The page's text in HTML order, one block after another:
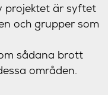
projektet är syftet
och grupper som
sådana brott
områden.